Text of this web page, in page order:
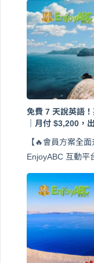
免費 7 天說英語
｜月付 $3,200，
【🔥會員方案全
EnjoyABC 互動